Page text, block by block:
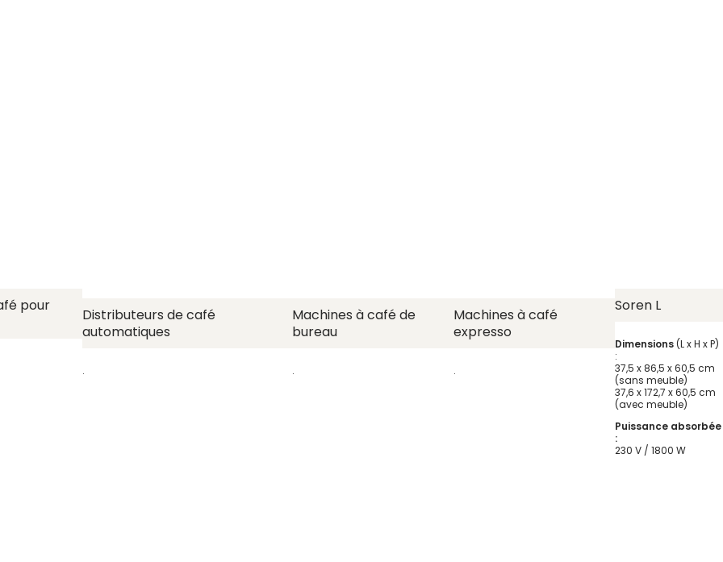
pour
Distributeurs de café
automatiques
.
Machines à café de
bureau
.
Machines à café
expresso
.
Soren L
Dimensions (L x H x P)
:
37,5 x 86,5 x 60,5 cm
(sans meuble)
37,6 x 172,7 x 60,5 cm
(avec meuble)
Puissance absorbée
:
230 V / 1800 W